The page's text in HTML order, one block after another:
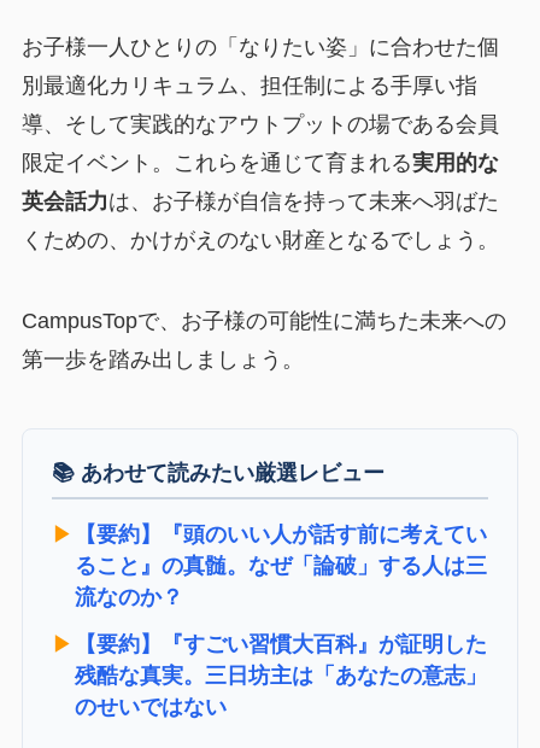
お子様一人ひとりの「なりたい姿」に合わせた個
別最適化カリキュラム、担任制による手厚い指
導、そして実践的なアウトプットの場である会員
限定イベント。これらを通じて育まれる実用的な
英会話力は、お子様が自信を持って未来へ羽ばた
くための、かけがえのない財産となるでしょう。
CampusTopで、お子様の可能性に満ちた未来への
第一歩を踏み出しましょう。
📚 あわせて読みたい厳選レビュー
▶︎
【要約】『頭のいい人が話す前に考えてい
ること』の真髄。なぜ「論破」する人は三
流なのか？
▶︎
【要約】『すごい習慣大百科』が証明した
残酷な真実。三日坊主は「あなたの意志」
のせいではない